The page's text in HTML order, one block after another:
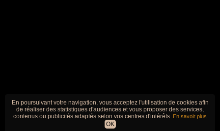
En poursuivant votre navigation, vous acceptez l'utilisation de cookies afin
de réaliser des statistiques d'audiences et vous proposer des services,
contenus ou publicités adaptés selon vos centres d'intérêts. En savoir plus
OK